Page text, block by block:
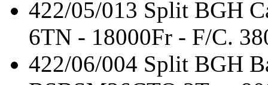
422/05/013 Split BGH
6TN - 18000Fr - F/C.
422/06/004 Split BGH